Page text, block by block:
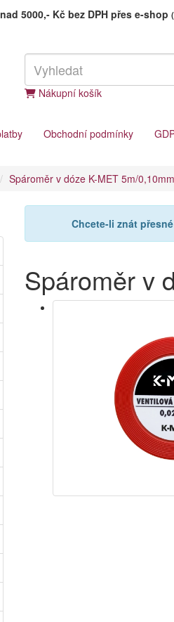
5000,- Kč bez DPH přes e-shop
Nákupní košík
Obchodní podmínky
Spároměr v dóze K-MET 5m/
Chcete-li znát
Spároměr v